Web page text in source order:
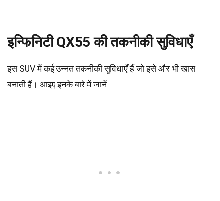
इन्फिनिटी QX55 की तकनीकी सुविधाएँ
इस SUV में कई उन्नत तकनीकी सुविधाएँ हैं जो इसे और भी खास
बनाती हैं। आइए इनके बारे में जानें।